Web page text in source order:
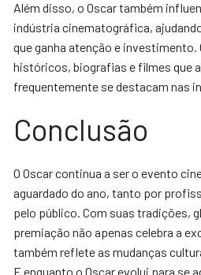
Além disso, o Oscar também
indústria cinematográfica,
que ganha atenção e investimento.
históricos, biografias e filmes que
frequentemente se destacam nas
Conclusão
O Oscar continua a ser o evento
aguardado do ano, tanto por
pelo público. Com suas tradições,
premiação não apenas celebra a
também reflete as mudanças
E enquanto o Oscar evolui para se